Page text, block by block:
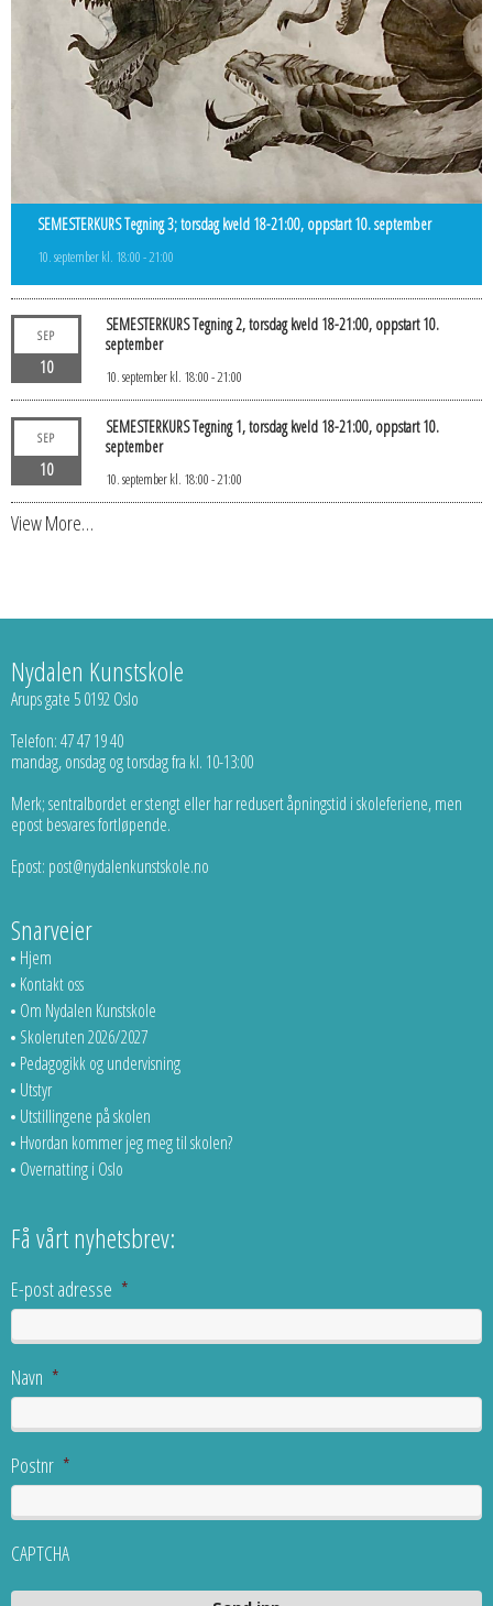
SEMESTERKURS Tegning 3; torsdag kveld 18-21:00, oppstart 10. september
10. september kl. 18:00-21:00
SEP
10
SEMESTERKURS Tegning 2, torsdag kveld 18-21:00, oppstart 10.
september
10. september kl. 18:00-21:00
SEP
10
SEMESTERKURS Tegning 1, torsdag kveld 18-21:00, oppstart 10.
september
10. september kl. 18:00-21:00
View More…
Nydalen Kunstskole
Arups gate 5 0192 Oslo
Telefon: 47 47 19 40
mandag, onsdag og torsdag fra kl. 10-13:00
Merk; sentralbordet er stengt eller har redusert åpningstid i skoleferiene, men
epost besvares fortløpende.
Epost: post@nydalenkunstskole.no
Snarveier
Hjem
Kontakt oss
Om Nydalen Kunstskole
Skoleruten 2026/2027
Pedagogikk og undervisning
Utstyr
Utstillingene på skolen
Hvordan kommer jeg meg til skolen?
Overnatting i Oslo
Få vårt nyhetsbrev:
E-post adresse *
Navn *
Postnr *
CAPTCHA